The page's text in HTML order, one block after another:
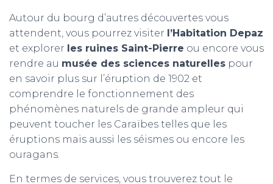
Autour du bourg d’autres découvertes vous
attendent, vous pourrez visiter l’Habitation Depaz
et explorer les ruines Saint-Pierre ou encore vous
rendre au musée des sciences naturelles pour
en savoir plus sur l’éruption de 1902 et
comprendre le fonctionnement des
phénomènes naturels de grande ampleur qui
peuvent toucher les Caraïbes telles que les
éruptions mais aussi les séismes ou encore les
ouragans.
En termes de services, vous trouverez tout le